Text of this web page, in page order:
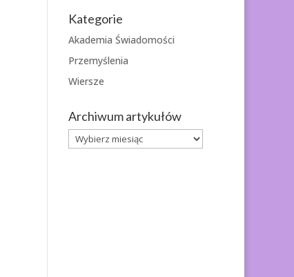
Kategorie
Akademia Świadomości
Przemyślenia
Wiersze
Archiwum artykułów
Archiwum
artykułów